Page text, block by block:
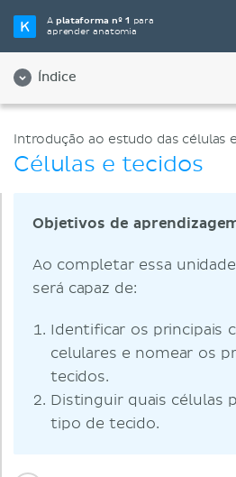
Aplataforma nº 1 para
aprender anatomia
Índice
Introdução ao estudo das células
Células e tecidos
Objetivos de
Ao completar essa
será capaz de:
Identificar os principais
celulares e nomear os
tecidos.
Distinguir quais células
tipo de tecido.